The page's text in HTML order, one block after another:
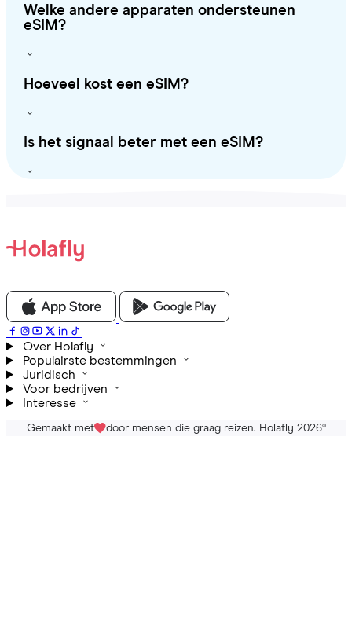
Welke andere apparaten ondersteunen
eSIM?
Hoeveel kost een eSIM?
Is het signaal beter met een eSIM?
Over Holafly
Populairste bestemmingen
Juridisch
Voor bedrijven
Interesse
Gemaakt met door mensen die graag reizen. Holafly 2026®